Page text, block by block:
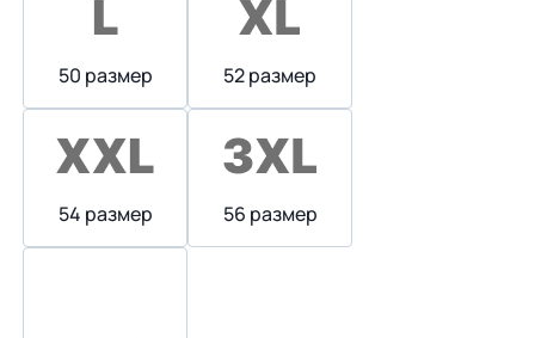
50 размер 52 размер
54 размер 56 размер